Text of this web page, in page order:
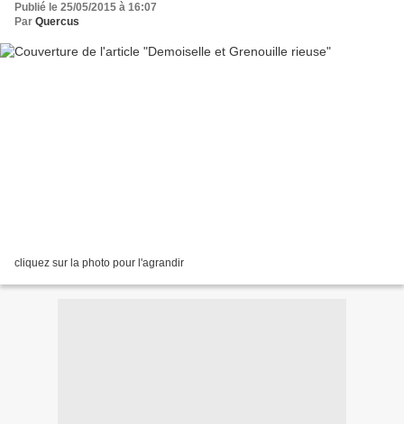
Publié le 25/05/2015 à 16:07
Par Quercus
cliquez sur la photo pour l'agrandir